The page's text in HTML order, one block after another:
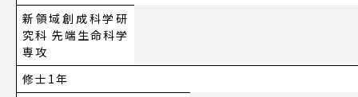
新領域創成科学研
究科 先端生命科学
専攻
修士1年